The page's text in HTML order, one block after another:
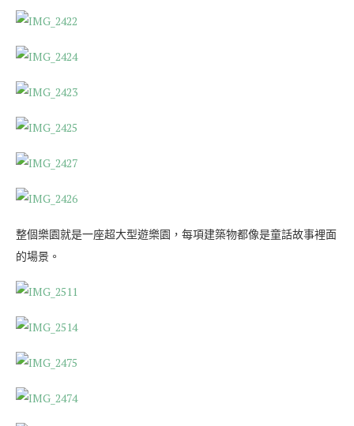
整個樂園就是一座超大型遊樂園，每項建築物都像是童話故事裡面
的場景。